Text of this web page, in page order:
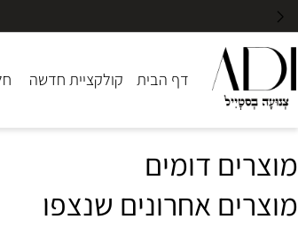
דף הבית קולקציית חדשה חליפות
דומים
אחרונים שנצפו